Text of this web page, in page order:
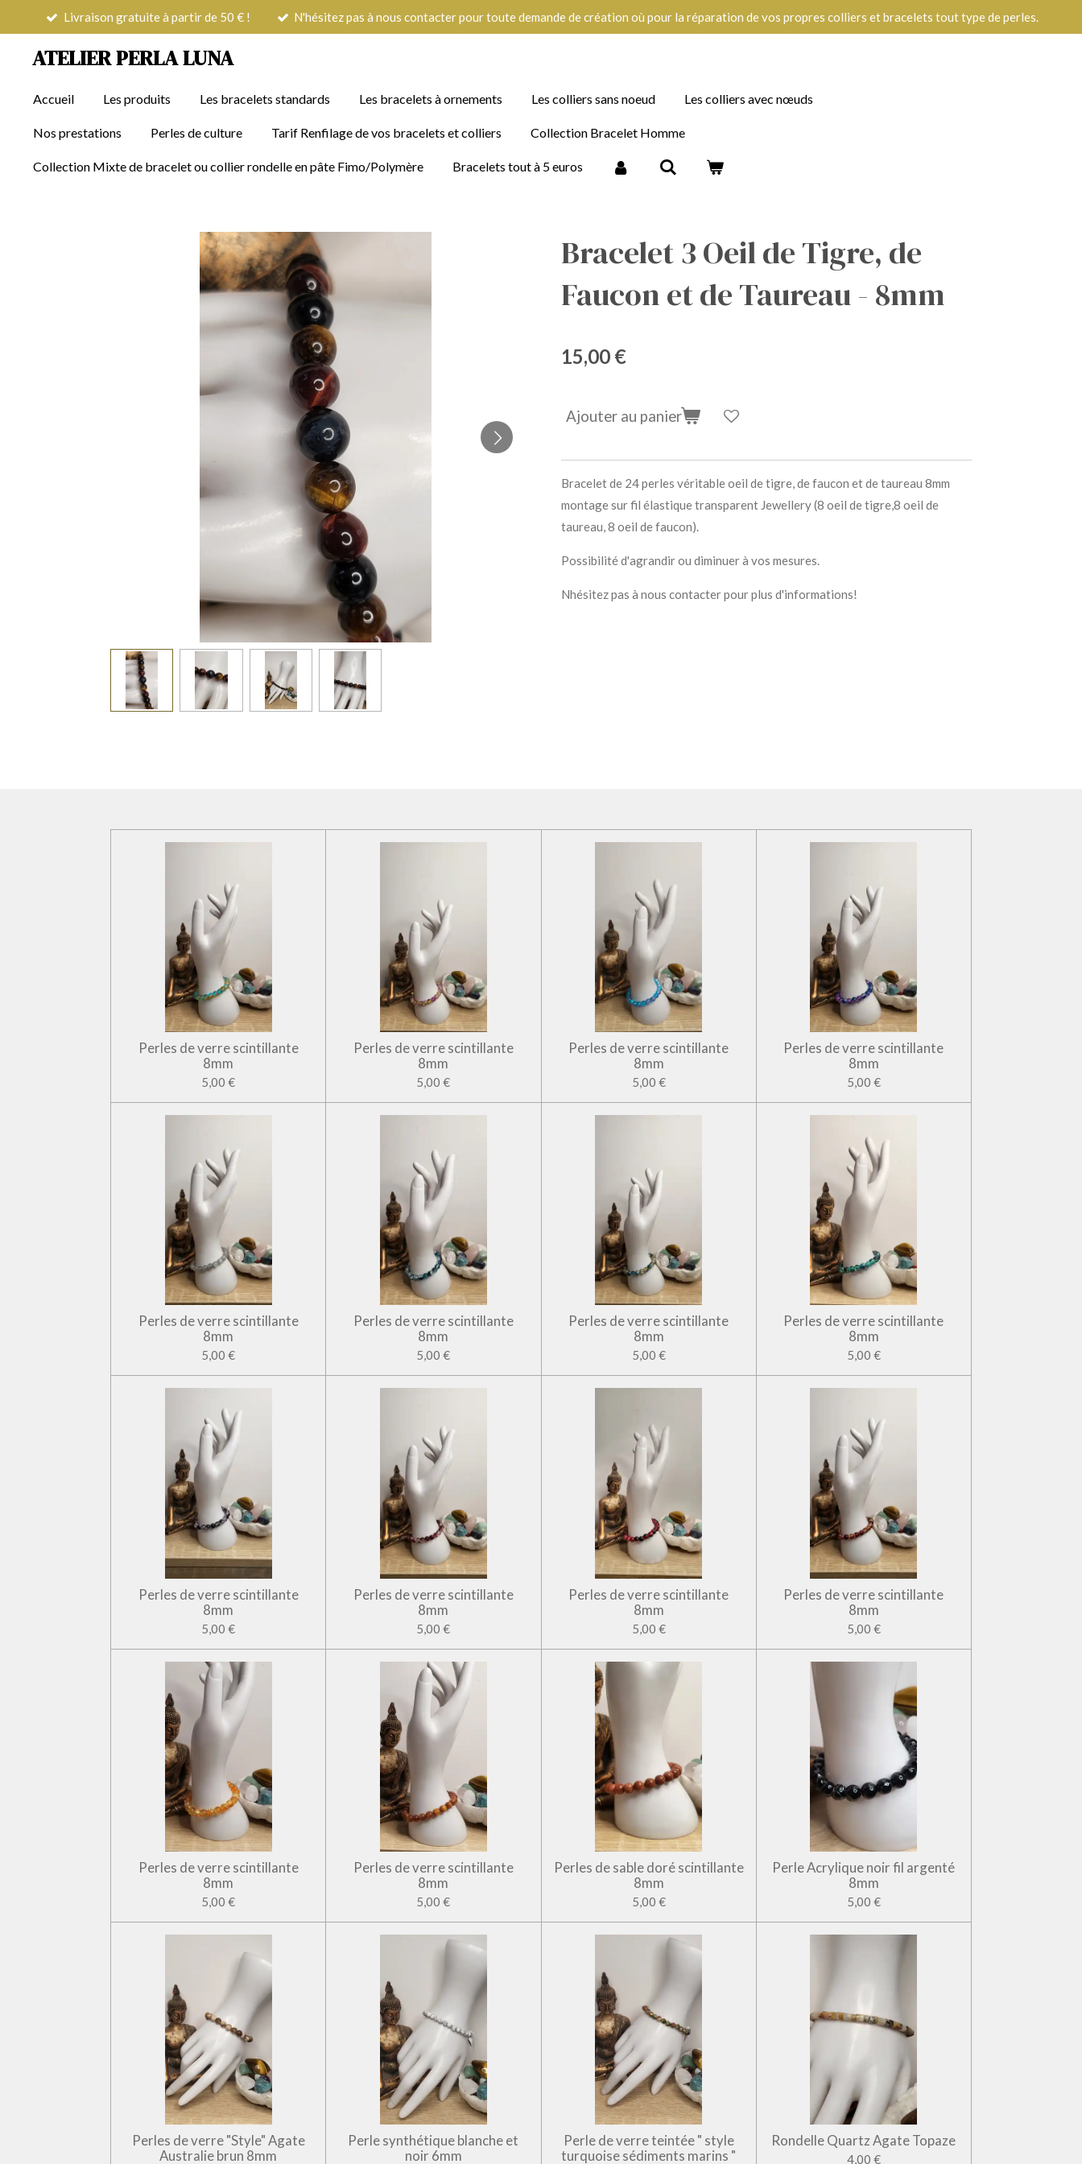
contenu
Livraison gratuite à partir de 50 € ! N'hésitez pas à nous contacter pour toute demande de création où pour la réparation de vos propres colliers et bracelets tout type de perles.
ATELIER PERLA LUNA
Accueil Les produits Les bracelets standards Les bracelets à ornements Les colliers sans noeud Les colliers avec nœuds
Nos prestations Perles de culture Tarif Renfilage de vos bracelets et colliers Collection Bracelet Homme
Collection Mixte de bracelet ou collier rondelle en pâte Fimo/Polymère Bracelets tout à 5 euros
Bracelet 3 Oeil de Tigre, de
Faucon et de Taureau - 8mm
15,00 €
Ajouter au panier
Bracelet de 24 perles véritable oeil de tigre, de faucon et de taureau 8mm
montage sur fil élastique transparent Jewellery (8 oeil de tigre,8 oeil de
taureau, 8 oeil de faucon).
Possibilité d'agrandir ou diminuer à vos mesures.
Nhésitez pas à nous contacter pour plus d'informations!
Perles de verre scintillante
8mm
5,00 €
Perles de verre scintillante
8mm
5,00 €
Perles de verre scintillante
8mm
5,00 €
Perles de verre scintillante
8mm
5,00 €
Perles de verre scintillante
8mm
5,00 €
Perles de verre scintillante
8mm
5,00 €
Perles de verre scintillante
8mm
5,00 €
Perles de verre scintillante
8mm
5,00 €
Perles de verre scintillante
8mm
5,00 €
Perles de verre scintillante
8mm
5,00 €
Perles de verre scintillante
8mm
5,00 €
Perles de verre scintillante
8mm
5,00 €
Perles de verre scintillante
8mm
5,00 €
Perles de verre scintillante
8mm
5,00 €
Perles de sable doré scintillante
8mm
5,00 €
Perle Acrylique noir fil argenté
8mm
5,00 €
Perles de verre "Style" Agate
Australie brun 8mm
Perle synthétique blanche et
noir 6mm
Perle de verre teintée " style
turquoise sédiments marins "
Rondelle Quartz Agate Topaze
4,00 €